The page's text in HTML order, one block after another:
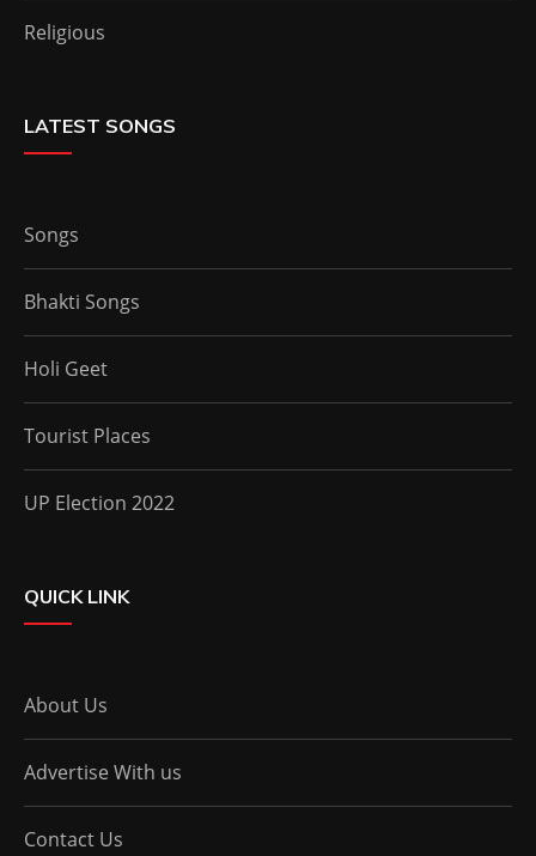
Religious
LATEST SONGS
Songs
Bhakti Songs
Holi Geet
Tourist Places
UP Election 2022
QUICK LINK
About Us
Advertise With us
Contact Us